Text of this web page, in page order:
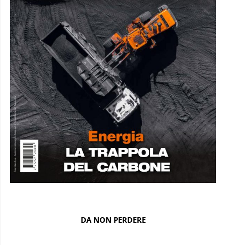
DA NON PERDERE